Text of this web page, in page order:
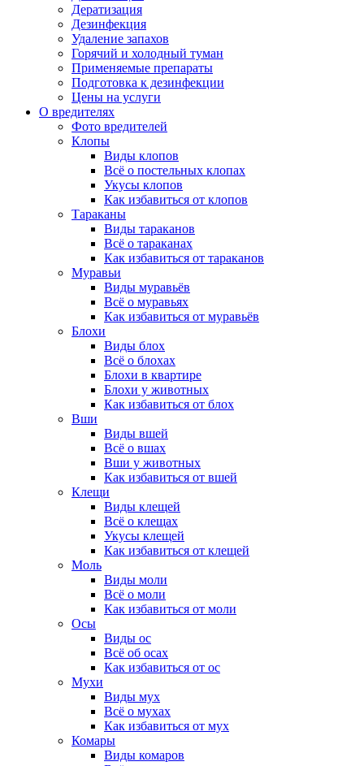
Дератизация
Дезинфекция
Удаление запахов
Горячий и холодный туман
Применяемые препараты
Подготовка к дезинфекции
Цены на услуги
О вредителях
Фото вредителей
Клопы
Виды клопов
Всё о постельных клопах
Укусы клопов
Как избавиться от клопов
Тараканы
Виды тараканов
Всё о тараканах
Как избавиться от тараканов
Муравьи
Виды муравьёв
Всё о муравьях
Как избавиться от муравьёв
Блохи
Виды блох
Всё о блохах
Блохи в квартире
Блохи у животных
Как избавиться от блох
Вши
Виды вшей
Всё о вшах
Вши у животных
Как избавиться от вшей
Клещи
Виды клещей
Всё о клещах
Укусы клещей
Как избавиться от клещей
Моль
Виды моли
Всё о моли
Как избавиться от моли
Осы
Виды ос
Всё об осах
Как избавиться от ос
Мухи
Виды мух
Всё о мухах
Как избавиться от мух
Комары
Виды комаров